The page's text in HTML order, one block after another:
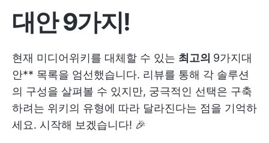
대안 9가지!
현재 미디어위키를 대체할 수 있는 최고의 9가지대
안** 목록을 엄선했습니다. 리뷰를 통해 각 솔루션
의 구성을 살펴볼 수 있지만, 궁극적인 선택은 구축
하려는 위키의 유형에 따라 달라진다는 점을 기억하
세요. 시작해 보겠습니다! 🎉